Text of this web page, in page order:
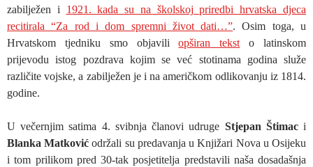
zabilježen i 1921. kada su na školskoj priredbi hrvatska djeca
recitirala “Za rod i dom spremni život dati…”. Osim toga, u
Hrvatskom tjedniku smo objaviliopširan tekst o latinskom
prijevodu istog pozdrava kojim se već stotinama godina služe
različite vojske, a zabilježen je i na američkom odlikovanju iz 1814.
godine.
U večernjim satima 4. svibnja članovi udruge Stjepan Štimaci
Blanka Matković održali su predavanja u Knjižari Nova u Osijeku
i tom prilikom pred 30-tak posjetitelja predstavili naša dosadašnja